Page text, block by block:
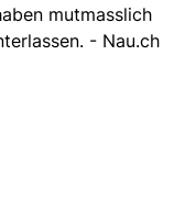
mutmasslich
- Nau.ch